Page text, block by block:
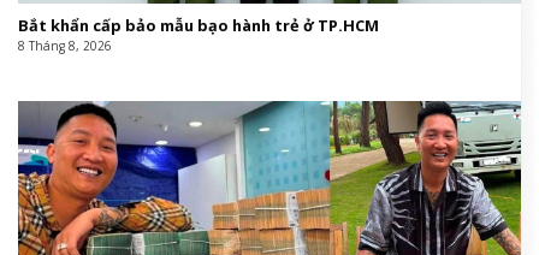
Bắt khẩn cấp bảo mẫu bạo hành trẻ ở TP.HCM
8 Tháng 8, 2026